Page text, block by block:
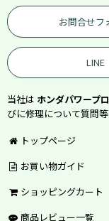
お問合せフ
LINE
当社は ホンダパワープ
びに修理について質問
トップページ
お買い物ガイド
ショッピングカート
商品レビュー一覧